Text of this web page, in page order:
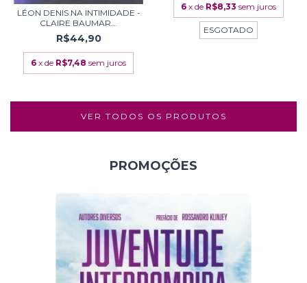
LÉON DENIS NA INTIMIDADE -
CLAIRE BAUMAR...
R$44,90
6 x de R$7,48 sem juros
6 x de R$8,33 sem juros
ESGOTADO
VER TODOS OS PRODUTOS
PROMOÇÕES